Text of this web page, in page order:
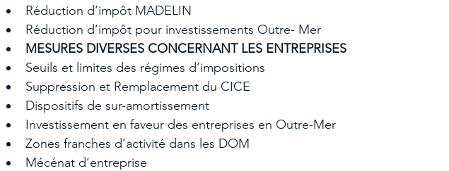
Réduction d’impôt MADELIN
Réduction d’impôt pour investissements Outre- Mer
MESURES DIVERSES CONCERNANT LES ENTREPRISES
Seuils et limites des régimes d’impositions
Suppression et Remplacement du CICE
Dispositifs de sur-amortissement
Investissement en faveur des entreprises en Outre-Mer
Zones franches d’activité dans les DOM
Mécénat d’entreprise